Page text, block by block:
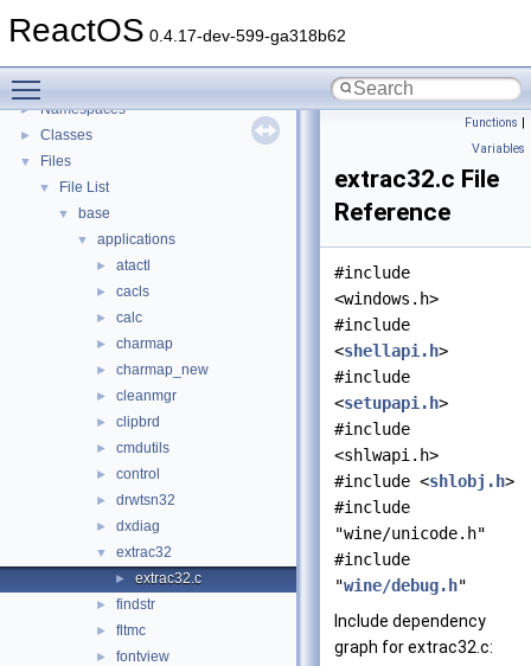
ReactOS 0.4.17-dev-599-ga318b62
Todo List
►
► Namespaces
► Classes
▼ Files
▼ File List
▼ base
▼ applications
► atactl
► cacls
► calc
► charmap
► charmap_new
► cleanmgr
► clipbrd
► cmdutils
► control
► drwtsn32
► dxdiag
▼ extrac32
► extrac32.c
► findstr
► fltmc
► fontview
Functions |
Variables
extrac32.c File
Reference
#include
<windows.h>
#include
<shellapi.h>
#include
<setupapi.h>
#include
<shlwapi.h>
#include <shlobj.h>
#include
"wine/unicode.h"
#include
"wine/debug.h"
Include dependency
graph for extrac32.c: